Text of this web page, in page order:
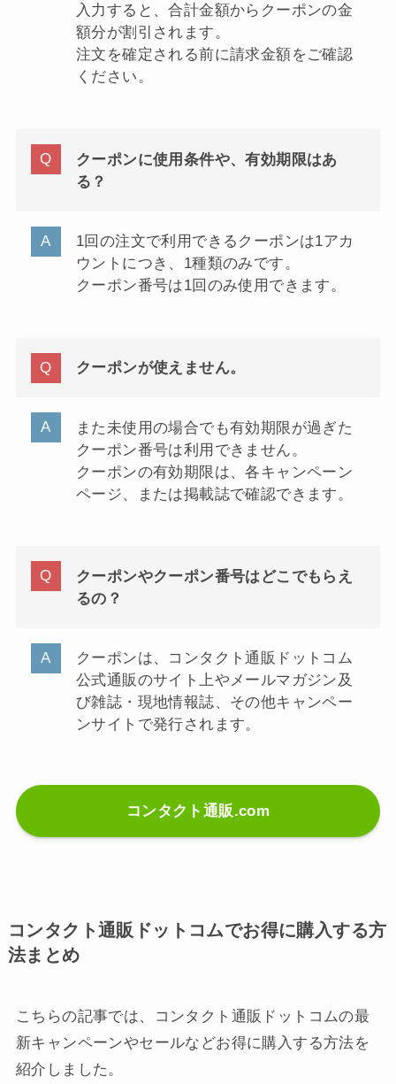
入力すると、合計金額からクーポンの金
額分が割引されます。
注文を確定される前に請求金額をご確認
ください。
クーポンに使用条件や、有効期限はあ
る？
1回の注文で利用できるクーポンは1アカ
ウントにつき、1種類のみです。
クーポン番号は1回のみ使用できます。
クーポンが使えません。
また未使用の場合でも有効期限が過ぎた
クーポン番号は利用できません。
クーポンの有効期限は、各キャンペーン
ページ、または掲載誌で確認できます。
クーポンやクーポン番号はどこでもらえ
るの？
クーポンは、コンタクト通販ドットコム
公式通販のサイト上やメールマガジン及
び雑誌・現地情報誌、その他キャンペー
ンサイトで発行されます。
コンタクト通販.com
コンタクト通販ドットコムでお得に購入する方
法まとめ
こちらの記事では、コンタクト通販ドットコムの最
新キャンペーンやセールなどお得に購入する方法を
紹介しました。